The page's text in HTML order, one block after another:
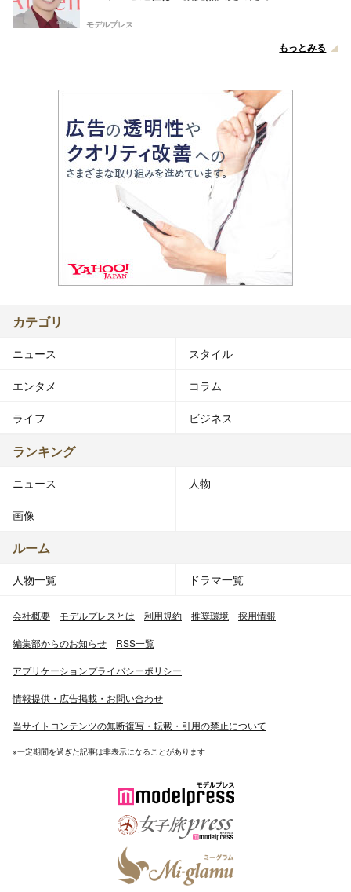
モデルプレス
もっとみる
カテゴリ
ニュース スタイル
エンタメ コラム
ライフ ビジネス
ランキング
ニュース 人物
画像
ルーム
人物一覧 ドラマ一覧
会社概要 モデルプレスとは 利用規約 推奨環境 採用情報
編集部からのお知らせ RSS一覧
アプリケーションプライバシーポリシー
情報提供・広告掲載・お問い合わせ
当サイトコンテンツの無断複写・転載・引用の禁止について
※一定期間を過ぎた記事は非表示になることがあります